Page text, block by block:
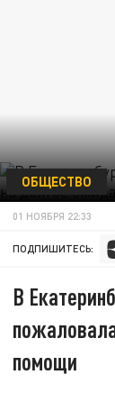
ОБЩЕСТВО
01 НОЯБРЯ 22:33
ПОДПИШИТЕСЬ:
В
помощи